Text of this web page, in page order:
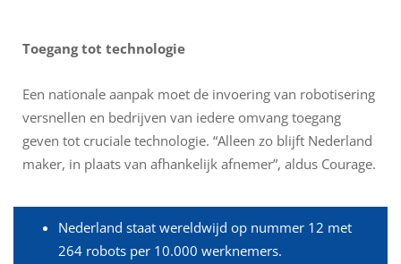
Toegang tot technologie
Een nationale aanpak moet de invoering van robotisering
versnellen en bedrijven van iedere omvang toegang
geven tot cruciale technologie. “Alleen zo blijft Nederland
maker, in plaats van afhankelijk afnemer”, aldus Courage.
Nederland staat wereldwijd op nummer 12 met
264 robots per 10.000 werknemers.